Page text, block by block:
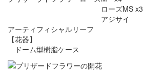
ローズMS x3
アジサイ
アーティフィシャルリーフ
【花器】
ドーム型樹脂ケース